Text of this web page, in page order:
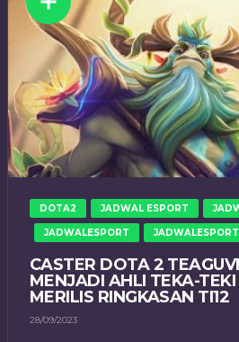
DOTA2 JADWAL ESPORT
JADWALESPORT
CASTER DOTA 2
MENJADI AHLI TEKA-
MERILIS RINGKASAN TI12
28/09/2023